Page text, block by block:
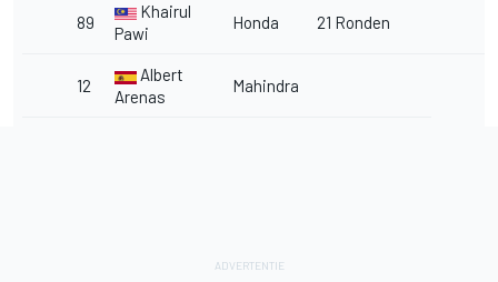
89
Khairul
Pawi
Honda 21 Ronden
12
Albert
Arenas
Mahindra